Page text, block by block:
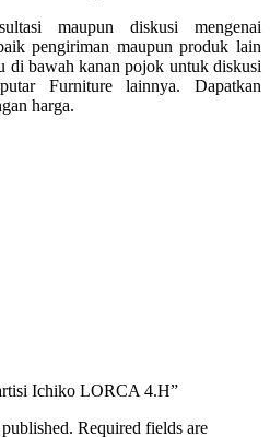
maupun diskusi mengenai
pengiriman maupun produk lain
di bawah kanan pojok untuk diskusi
Furniture lainnya. Dapatkan
harga.
Ichiko LORCA 4.H”
Required fields are